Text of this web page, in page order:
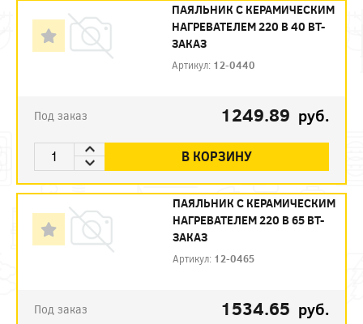
ПАЯЛЬНИК С КЕРАМИЧЕСКИМ
НАГРЕВАТЕЛЕМ 220 В 40 ВТ-
ЗАКАЗ
Артикул: 12-0440
Под заказ 1249.89 руб.
В КОРЗИНУ
ПАЯЛЬНИК С КЕРАМИЧЕСКИМ
НАГРЕВАТЕЛЕМ 220 В 65 ВТ-
ЗАКАЗ
Артикул: 12-0465
Под заказ 1534.65 руб.